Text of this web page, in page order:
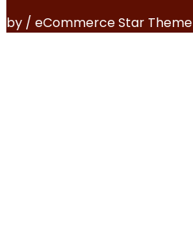
by / eCommerce Star Theme